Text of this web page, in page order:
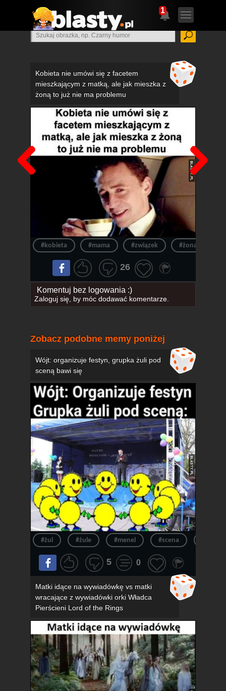
1
Kobieta nie umówi się z facetem
mieszkającym z matką, ale jak mieszka z
żoną to już nie ma problemu
Poprzedni
#kobieta #mama #związek #żona
26
Komentuj bez logowania :)
Zaloguj się, by móc dodawać komentarze.
Zobacz podobne memy poniżej
Wójt: organizuje festyn, grupka żuli pod
sceną bawi się
#żul #żule #menel #scena
5 0
Matki idące na wywiadówkę vs matki
wracające z wywiadówki orki Władca
Pierścieni Lord of the Rings